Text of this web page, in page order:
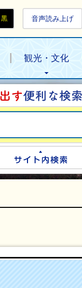
黒 音声読み上げ
観光・文化
Google検索